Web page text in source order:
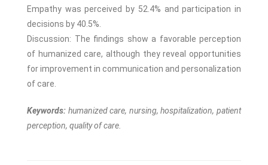
Empathy was perceived by 52.4% and participation in
decisions by 40.5%.
Discussion: The findings show a favorable perception
of humanized care, although they reveal opportunities
for improvement in communication and personalization
of care.
Keywords: humanized care, nursing, hospitalization, patient
perception, quality of care.